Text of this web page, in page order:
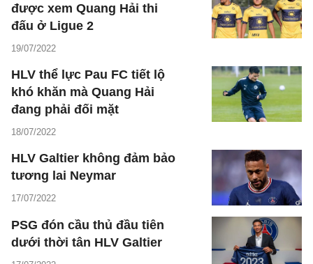
được xem Quang Hải thi
đấu ở Ligue 2
19/07/2022
HLV thể lực Pau FC tiết lộ
khó khăn mà Quang Hải
đang phải đối mặt
18/07/2022
HLV Galtier không đảm bảo
tương lai Neymar
17/07/2022
PSG đón cầu thủ đầu tiên
dưới thời tân HLV Galtier